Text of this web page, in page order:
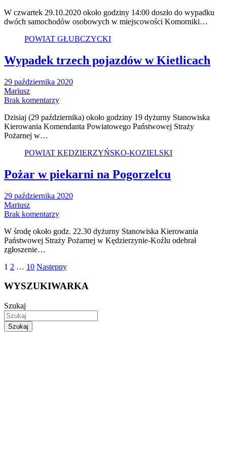
W czwartek 29.10.2020 około godziny 14:00 doszło do wypadku
dwóch samochodów osobowych w miejscowości Komorniki…
POWIAT GŁUBCZYCKI
Wypadek trzech pojazdów w Kietlicach
29 października 2020
Mariusz
Brak komentarzy
Dzisiaj (29 października) około godziny 19 dyżurny Stanowiska
Kierowania Komendanta Powiatowego Państwowej Straży
Pożarnej w…
POWIAT KĘDZIERZYŃSKO-KOZIELSKI
Pożar w piekarni na Pogorzelcu
29 października 2020
Mariusz
Brak komentarzy
W środę około godz. 22.30 dyżurny Stanowiska Kierowania
Państwowej Straży Pożarnej w Kędzierzynie-Koźlu odebrał
zgłoszenie…
Stronicowanie
wpisów
1 2 … 10 Następny
WYSZUKIWARKA
Szukaj
Szukaj